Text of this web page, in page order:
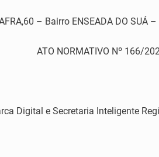
– Bairro ENSEADA DO
ATO NORMATIVO Nº 166/
Digital e Secretaria Inteligente